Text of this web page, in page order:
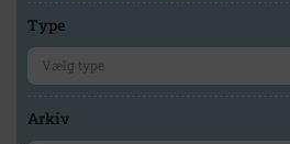
Type
Arkiv